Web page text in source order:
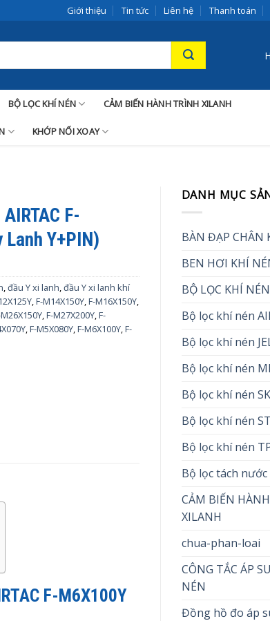
Giới thiệu Tin tức Liên hệ Thanh toán
BỘ LỌC KHÍ NÉN CẢM BIẾN HÀNH TRÌNH XILANH
KHỚP NỐI XOAY
F-
Y+PIN)
,đầu Y xi lanh,đầu Y xi lanh khí
,F-M14X150Y,F-M16X150Y,
,F-M27X200Y,F-
,F-M5X080Y,F-M6X100Y,F-
F-M6X100Y
DANH MỤC
BÀN ĐẠP CHÂN
BEN HƠI KHÍ
BỘ LỌC KHÍ NÉN
Bộ lọc khí nén
Bộ lọc khí nén
Bộ lọc khí nén
Bộ lọc khí nén
Bộ lọc khí nén
Bộ lọc khí nén
Bộ lọc tách
CẢM BIẾN
XILANH
chua-phan-loai
CÔNG TẮC ÁP
NÉN
Đồng hồ đo áp